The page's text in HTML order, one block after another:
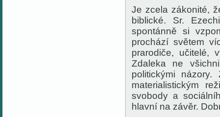
Je zcela zákonité,
biblické. Sr.
spontánně si
prochází světem
prarodiče, učitelé,
Zdaleka ne
politickými
materialistickým
svobody a
hlavní na závěr.